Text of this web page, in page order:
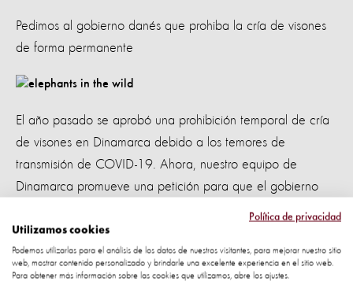
Pedimos al gobierno danés que prohiba la cría de visones
de forma permanente
El año pasado se aprobó una prohibición temporal de cría
de visones en Dinamarca debido a los temores de
transmisión de COVID-19. Ahora, nuestro equipo de
Dinamarca promueve una petición para que el gobierno
danés se asegure de que la cría de visones no regrese
nunca. Más de 30.000 personas han firmado hasta ahora.
Rescatamos a nueve osos del cruel cautiverio en Vietnam
Política de privacidad
Utilizamos cookies
Podemos utilizarlas para el análisis de los datos de nuestros visitantes, para mejorar nuestro sitio
web, mostrar contenido personalizado y brindarle una excelente experiencia en el sitio web.
Para obtener más información sobre las cookies que utilizamos, abre los ajustes.